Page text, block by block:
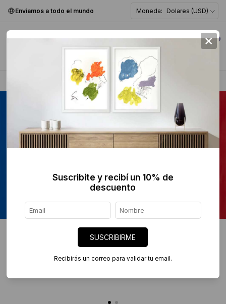
Enviamos a todo el mundo Moneda: Dolares (USD)
0
×
Suscribite y recibí un 10% de
descuento
SUSCRIBIRME
Recibirás un correo para validar tu email.